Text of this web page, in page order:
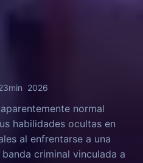
2026
normal
habilidades ocultas en
al enfrentarse a una
criminal vinculada a